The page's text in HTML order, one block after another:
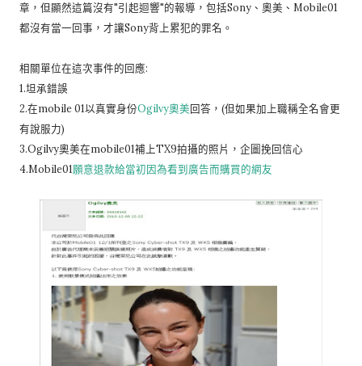
章，但顯然這篇沒有"引起迴響"的報導，包括Sony、奧美、Mobile01
都沒有當一回事，才讓Sony背上累犯的罪名。
相關單位在這次事件的回應:
1.坦承錯誤
2.在mobile 01以真實身份Ogilvy奧美回答，(但如果加上職稱全名會更
有說服力)
3.Ogilvy奧美在mobile01補上TX9拍攝的照片，企圖挽回信心
4.Mobile01願意退款給當初因為看到廣告而購買的網友